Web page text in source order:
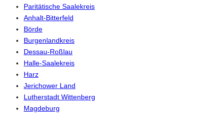
Paritätische Saalekreis
Anhalt-Bitterfeld
Börde
Burgenlandkreis
Dessau-Roßlau
Halle-Saalekreis
Harz
Jerichower Land
Lutherstadt Wittenberg
Magdeburg